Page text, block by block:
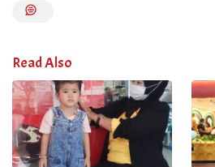
Read Also